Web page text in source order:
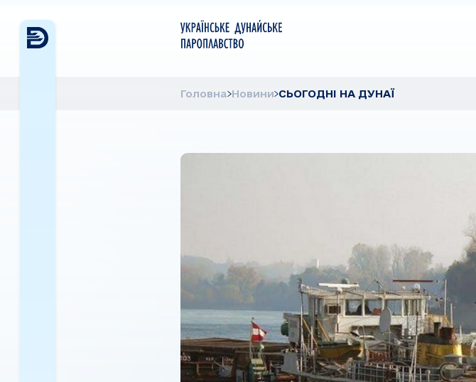
Головна Новини СЬОГОДНІ НА ДУНАЇ